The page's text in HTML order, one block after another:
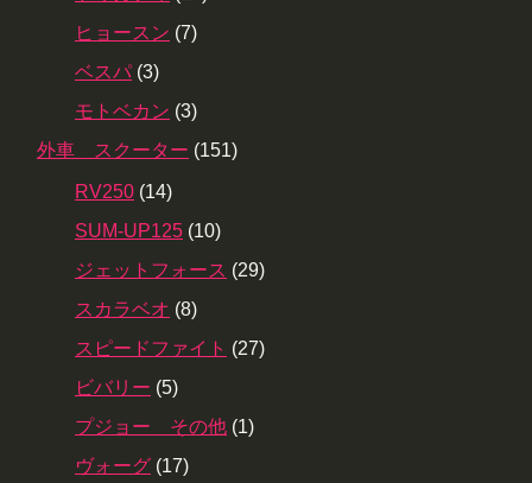
ヒョースン (7)
ベスパ (3)
モトベカン (3)
外車 スクーター (151)
RV250 (14)
SUM-UP125 (10)
ジェットフォース (29)
スカラベオ (8)
スピードファイト (27)
ビバリー (5)
プジョー その他 (1)
ヴォーグ (17)